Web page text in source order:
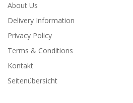
About Us
Delivery Information
Privacy Policy
Terms & Conditions
Kontakt
Seitenübersicht